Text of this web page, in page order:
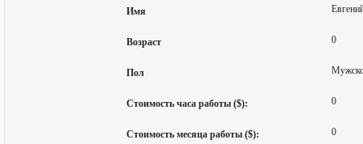
Имя
Возраст 0
Пол
Стоимость часа работы ($): 0
Стоимость месяца работы ($): 0